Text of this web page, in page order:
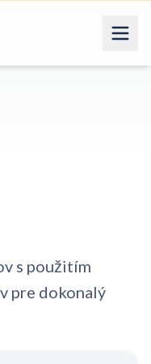
s použitím
pre dokonalý